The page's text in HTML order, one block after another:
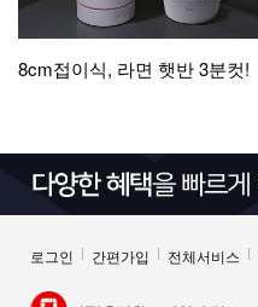
8cm접이식, 라면 햇반 3분컷!
로그인 간편가입 전체서비스